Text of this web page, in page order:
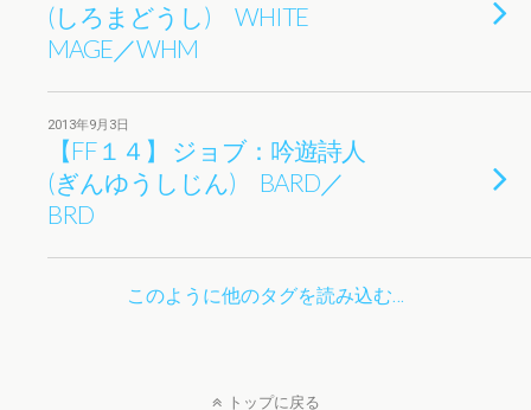
(しろまどうし) WHITE
MAGE／WHM
2013年9月3日
【FF１４】 ジョブ：吟遊詩人
(ぎんゆうしじん) BARD／
BRD
このように他のタグを読み込む…
トップに戻る